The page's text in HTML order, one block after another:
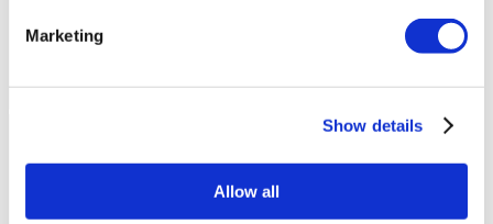
Marketing
Show details
Allow all